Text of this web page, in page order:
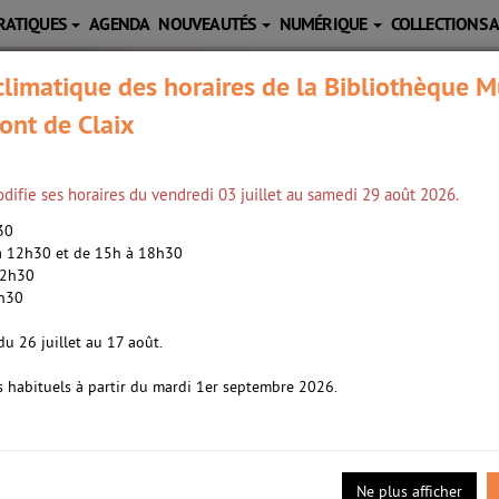
AGENDA NOUVEAUTÉS NUMÉRIQUE COLLECTIONS
le monde numérique / Brun,
en scène ou réalisateur
|Guyader, Laurent. Metteur en scène ou réalisateur
et pédagogiques, "Culture décode" a pour ambition de faire
numérique. Conçue comme une initiation aux bons usages, la
des horaires de la Bibliothèque
de Claix
ses horaires du vendredi 03 juillet au samedi 29 août 2026.
12h30 et de 15h à 18h30
26 juillet au 17 août.
habituels à partir du mardi 1er septembre 2026.
Ne plus afficher